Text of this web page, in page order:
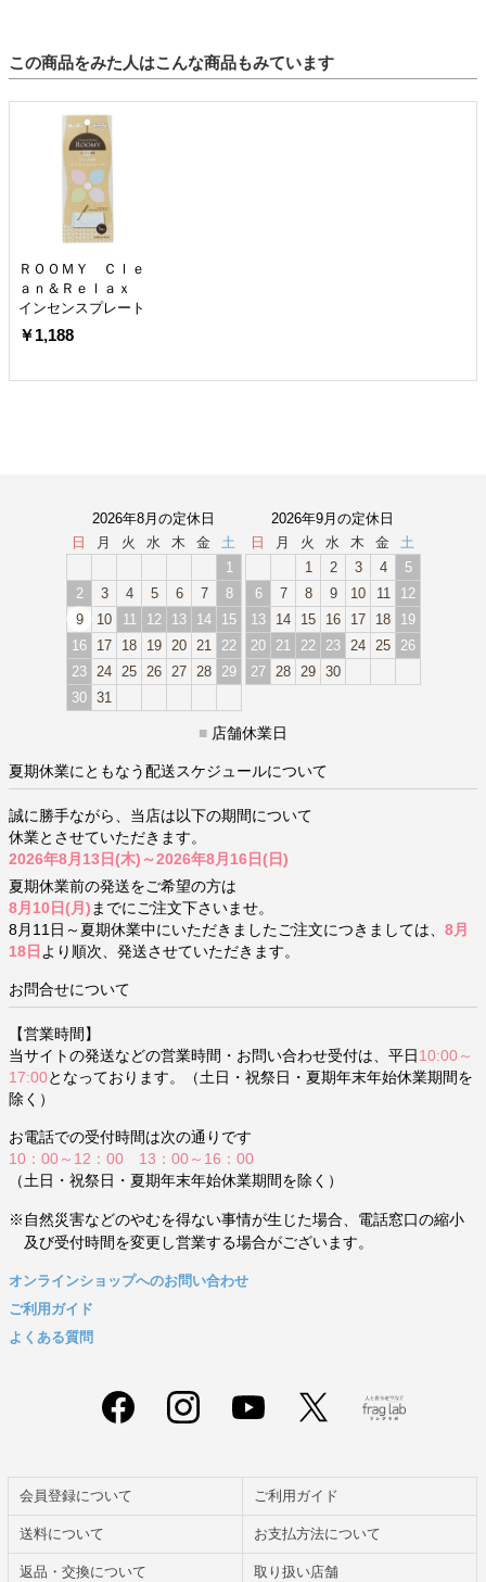
この商品をみた人はこんな商品もみています
ＲＯＯＭＹ Ｃｌｅ
ａｎ＆Ｒｅｌａｘ
インセンスプレート
￥1,188
2026年8月の定休日
日
月 火 水 木 金
土
1
2
3 4 5 6 7
8
9
10 11 12 13 14
15
16
17 18 19 20 21
22
23
24 25 26 27 28
29
30 31
2026年9月の定休日
日
月 火 水 木 金
土
1
2 3 4
5
6
7 8 9 10 11
12
13
14 15 16 17 18
19
20
21 22 23 24 25
26
27
28 29 30
■ 店舗休業日
夏期休業にともなう配送スケジュールについて
誠に勝手ながら、当店は以下の期間について
休業とさせていただきます。
2026年8月13日(木)～2026年8月16日(日)
夏期休業前の発送をご希望の方は
8月10日(月) までにご注文下さいませ。
8月11日～夏期休業中にいただきましたご注文につきましては、 8月
18日 より順次、発送させていただきます。
お問合せについて
【営業時間】
当サイトの発送などの営業時間・お問い合わせ受付は、平日 10:00～
17:00となっております。（土日・祝祭日・夏期年末年始休業期間を
除く）
お電話での受付時間は次の通りです
10：00～12：00 13：00～16：00
（土日・祝祭日・夏期年末年始休業期間を除く）
※自然災害などのやむを得ない事情が生じた場合、電話窓口の縮小
及び受付時間を変更し営業する場合がございます。
オンラインショップへのお問い合わせ
ご利用ガイド
よくある質問
会員登録について ご利用ガイド
送料について お支払方法について
返品・交換について 取り扱い店舗